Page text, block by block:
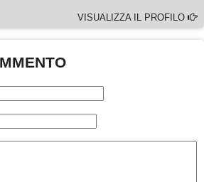
VISUALIZZA IL PROFILO